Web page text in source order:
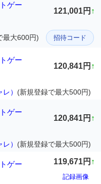
ゲー
121,001円 ↑
最大600円) 招待コード
ゲー
120,841円 ↑
） (新規登録で最大500円)
ゲー
120,841円 ↑
） (新規登録で最大500円)
ゲー
119,671円 ↑
記録画像